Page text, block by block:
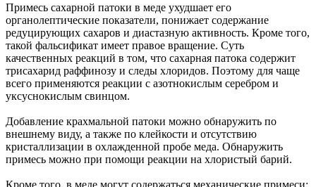
Примесь сахарной патоки в меде ухудшает его
органолептические показатели, понижает содержание
редуцирующих сахаров и диастазную активность. Кроме того,
такой фальсификат имеет правое вращение. Суть
качественных реакций в том, что сахарная патока содержит
трисахарид раффинозу и следы хлоридов. Поэтому для чаще
всего применяются реакции с азотнокислым серебром и
уксуснокислым свинцом.
Добавление крахмальной патоки можно обнаружить по
внешнему виду, а также по клейкости и отсутствию
кристаллизации в охлажденной пробе меда. Обнаружить
примесь можно при помощи реакции на хлористый барий.
Кроме того, в меде могут содержаться механические примеси: